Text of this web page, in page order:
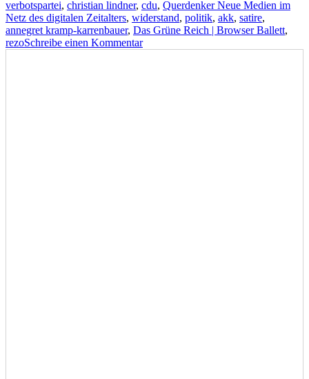
verbotspartei, christian lindner, cdu, Querdenker Neue Medien im
Netz des digitalen Zeitalters, widerstand, politik, akk, satire,
annegret kramp-karrenbauer, Das Grüne Reich | Browser Ballett,
rezoSchreibe einen Kommentarzu